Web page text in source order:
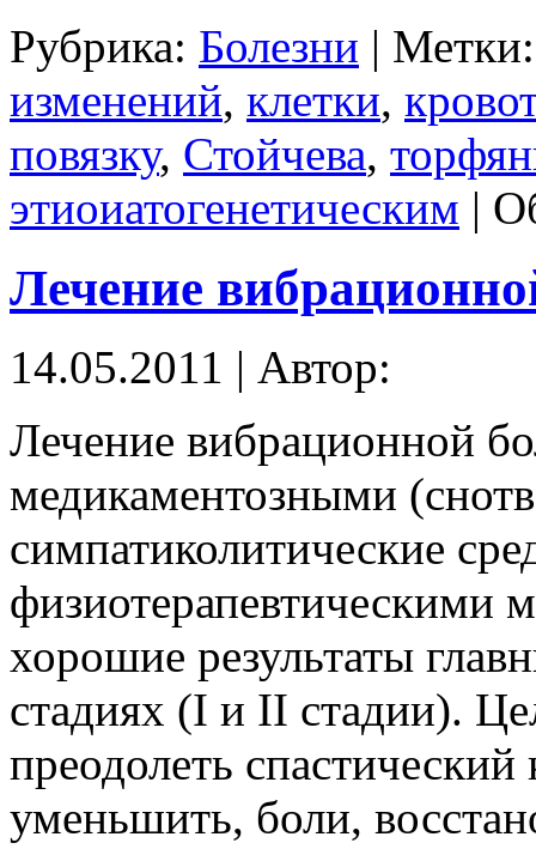
Рубрика: Болезни |
изменений, клетки,
повязку, Стойчева,
этиоиатогенетическим |
Лечение
14.05.2011 | Автор:
Лечение вибрационной
медикаментозными
симпатиколитические
физиотерапевтическими
хорошие результаты
стадиях (I и II стадии).
преодолеть
уменьшить, боли,